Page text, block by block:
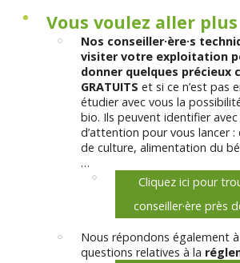
Vous voulez aller
Nos conseiller·ère·s
visiter votre exploitation
donner quelques précieux
GRATUITS et si ce n’est pas
étudier avec vous la
bio. Ils peuvent identifier
d’attention pour vous lancer :
de culture, alimentation du
…
Cliquez ici pour
conseiller·ère près
Nous répondons également
questions relatives à la